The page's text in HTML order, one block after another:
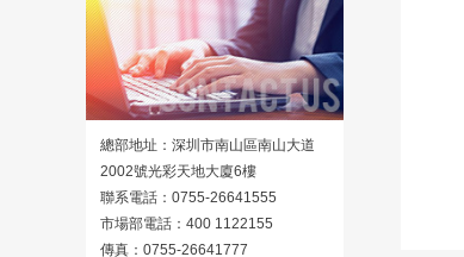
總部地址：深圳市南山區南山大道
2002號光彩天地大廈6樓
聯系電話 ： 0755-26641555
市場部電話 ： 400 1122155
傳真 ： 0755-26641777